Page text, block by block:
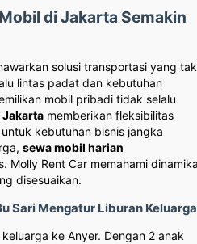
di Jakarta Semakin
solusi transportasi yang tak
lintas padat dan kebutuhan
mobil pribadi tidak selalu
Jakarta memberikan fleksibilitas
kebutuhan bisnis jangka
sewa mobil harian
Molly Rent Car memahami
disesuaikan.
Sari Mengatur Liburan Keluarga
ke Anyer. Dengan 2 anak